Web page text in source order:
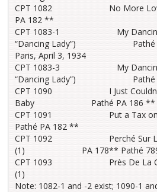
CPT 1082 No
PA 182 **
CPT 1083-1 My Dancing
“Dancing Lady”) Pathé
Paris, April 3, 1934
CPT 1083-3 My Dancing
“Dancing Lady”) Pathé
CPT 1090 I Just Couldn’t
Baby Pathé PA 186 **
CPT 1091 Put a
Pathé PA 182 **
CPT 1092 Perché Sur La
(1) PA 178** Pathé
CPT 1093 Près De La
(1) pa
Note: 1082-1 and -2 exist; 1090-1